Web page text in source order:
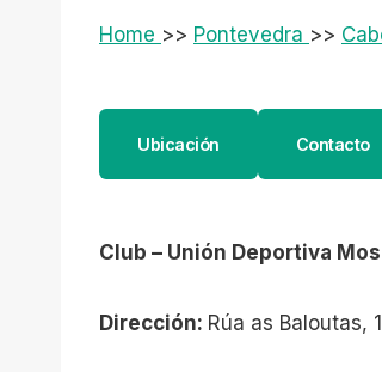
Home >> Pontevedra >>
Ubicación Contacto
Club – Unión Deportiva Mos
Dirección: Rúa as Baloutas,